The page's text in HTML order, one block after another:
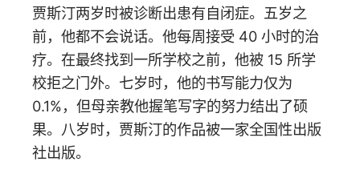
贾斯汀两岁时被诊断出患有自闭症。五岁之
前，他都不会说话。他每周接受 40 小时的治
疗。在最终找到一所学校之前，他被 15 所学
校拒之门外。七岁时，他的书写能力仅为
0.1%，但母亲教他握笔写字的努力结出了硕
果。八岁时，贾斯汀的作品被一家全国性出版
社出版。